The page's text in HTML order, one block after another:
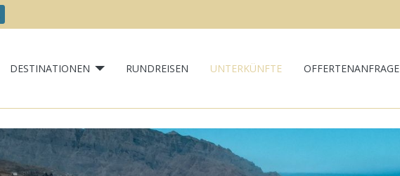
DESTINATIONEN RUNDREISEN UNTERKÜNFTE OFFERTENANFRAGE